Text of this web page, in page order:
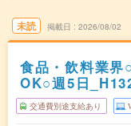
未読 掲載日 2026/08/02
食品・飲料業界
OK○週5日
交通費別途支給あり